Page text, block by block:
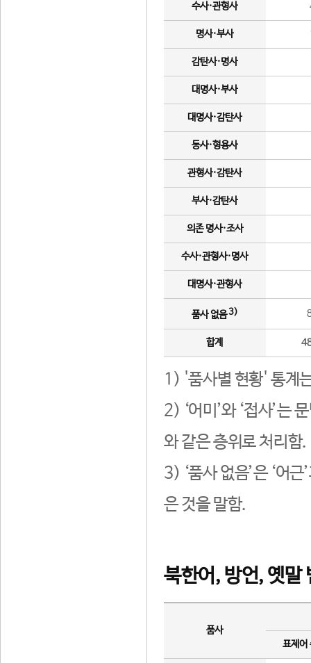
수사·관형사
명사·부사
감탄사·명사
대명사·부사
대명사·감탄사
동사·형용사
관형사·감탄사
부사·감탄사
의존 명사·조사
수사·관형사·명사
대명사·관형사
품사 없음3)
합계
1) '품사별 현황' 통계
2) ‘어미’와 ‘접사’는
와 같은 층위로 처리함.
3) ‘품사 없음’은 ‘어
은 것을 말함.
북한어, 방언, 옛말
품사
표제어